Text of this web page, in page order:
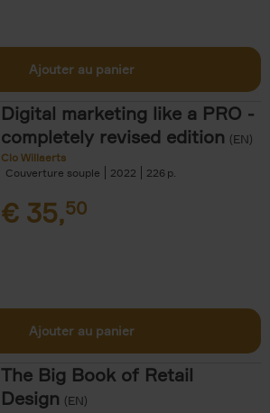
Ajouter au panier
Digital marketing like a PRO -
completely revised edition (EN)
Clo Willaerts
Couverture souple
2022 226
€ 35,50
Ajouter au panier
The Big Book of Retail
Design (EN)